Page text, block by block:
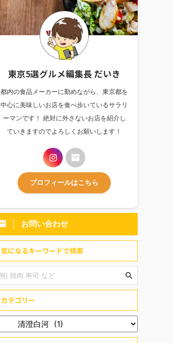
東京5選グルメ編集長 だいき
都内の食品メーカーに勤めながら、東京都を
中心に美味しいお店を食べ歩いているサラリ
ーマンです！ 絶対に外さないお店を紹介し
ていきますのでよろしくお願いします！
プロフィールはこちら
お問い合わせ
気になるキーワードで検索
カテゴリー